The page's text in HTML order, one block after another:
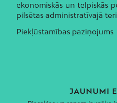
ekonomiskās un telpiskās
pilsētas administratīvajā
Piekļūstamības paziņojums
JAUNUMI